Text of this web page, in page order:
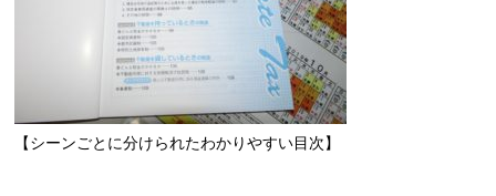
【シーンごとに分けられたわかりやすい目次】